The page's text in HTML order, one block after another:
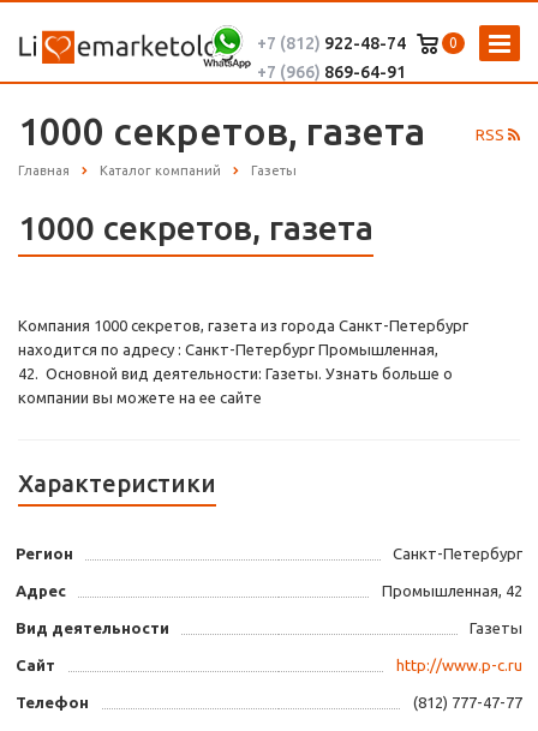
0
+7 (812) 922-48-74
+7 (966) 869-64-91
RSS
1000 секретов, газета
Главная Каталог компаний Газеты
1000 секретов, газета
Компания 1000 секретов, газета из города Санкт-Петербург
находится по адресу : Санкт-Петербург Промышленная,
42. Основной вид деятельности: Газеты. Узнать больше о
компании вы можете на ее сайте
Характеристики
Регион Санкт-Петербург
Адрес Промышленная, 42
Вид деятельности Газеты
Сайт http://www.p-c.ru
Телефон (812) 777-47-77